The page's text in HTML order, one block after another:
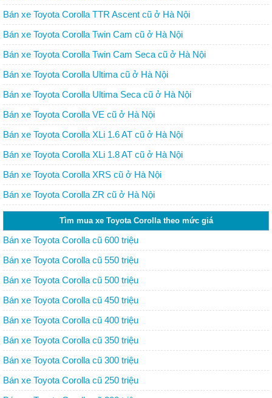
Bán xe Toyota Corolla TTR Ascent cũ ở Hà Nội
Bán xe Toyota Corolla Twin Cam cũ ở Hà Nội
Bán xe Toyota Corolla Twin Cam Seca cũ ở Hà Nội
Bán xe Toyota Corolla Ultima cũ ở Hà Nội
Bán xe Toyota Corolla Ultima Seca cũ ở Hà Nội
Bán xe Toyota Corolla VE cũ ở Hà Nội
Bán xe Toyota Corolla XLi 1.6 AT cũ ở Hà Nội
Bán xe Toyota Corolla XLi 1.8 AT cũ ở Hà Nội
Bán xe Toyota Corolla XRS cũ ở Hà Nội
Bán xe Toyota Corolla ZR cũ ở Hà Nội
Tìm mua xe Toyota Corolla theo mức giá
Bán xe Toyota Corolla cũ 600 triệu
Bán xe Toyota Corolla cũ 550 triệu
Bán xe Toyota Corolla cũ 500 triệu
Bán xe Toyota Corolla cũ 450 triệu
Bán xe Toyota Corolla cũ 400 triệu
Bán xe Toyota Corolla cũ 350 triệu
Bán xe Toyota Corolla cũ 300 triệu
Bán xe Toyota Corolla cũ 250 triệu